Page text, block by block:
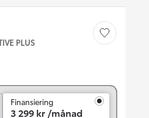
PLUS
Save car
Finansiering
3 299 kr /månad